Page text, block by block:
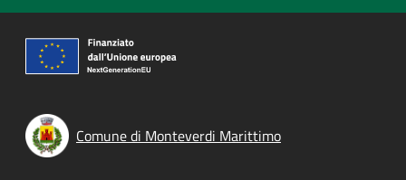
Comune di Monteverdi Marittimo